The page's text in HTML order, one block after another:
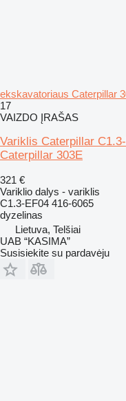
ekskavatoriaus Caterpillar
17
VAIZDO ĮRAŠAS
Variklis Caterpillar
Caterpillar 303E
321 €
Variklio dalys - variklis
C1.3-EF04 416-6065
dyzelinas
Lietuva, Telšiai
UAB “KASIMA”
Susisiekite su pardavėju